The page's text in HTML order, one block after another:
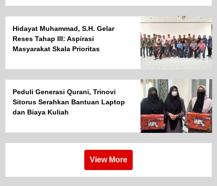
Hidayat Muhammad, S.H. Gelar
Reses Tahap III: Aspirasi
Masyarakat Skala Prioritas
Peduli Generasi Qurani, Trinovi
Sitorus Serahkan Bantuan Laptop
dan Biaya Kuliah
View More